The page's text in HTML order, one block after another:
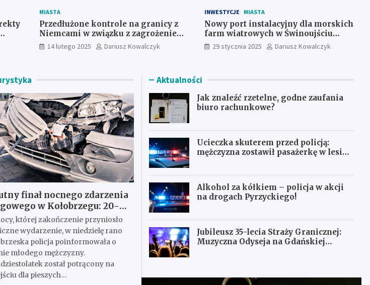
MIASTA
Przedłużone kontrole na granicy z
Niemcami w związku z zagrożeniem
pryszczycą
14 lutego 2025 Dariusz Kowalczyk
INWESTYCJE MIASTA
Nowy port instalacyjny dla morskich
farm wiatrowych w Świnoujściu
gotowy do działania od czerwca
29 stycznia 2025 Dariusz Kowalczyk
finał nocnego zdarzenia
w Kołobrzegu: 20-
stracił życie na przejściu
której zakończenie przyniosło
wydarzenie, w niedzielę rano
policja poinformowała o
młodego mężczyzny.
został potrącony na
dla pieszych…
Aktualności
Jak znaleźć rzetelne, godne zaufania
biuro rachunkowe?
Ucieczka skuterem przed policją:
mężczyzna zostawił pasażerkę w lesie i
Alkohol za kółkiem – policja w akcji
na drogach Pyrzyckiego!
Jubileusz 35-lecia Straży Granicznej:
Muzyczna Odyseja na Gdańskiej